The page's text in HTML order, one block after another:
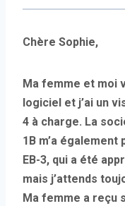
Chère Sophie,
Ma femme et moi
logiciel et j’ai un
4 à charge. La
1B m’a
EB-3, qui a été
mais j’attends
Ma femme a reçu